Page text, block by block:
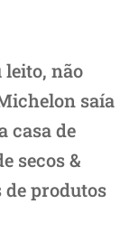
leito, não
saía
casa de
secos &
de produtos